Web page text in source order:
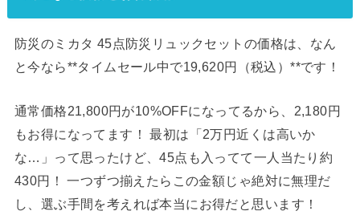
防災のミカタ 45点防災リュックセットの価格は、なん
と今なら**タイムセール中で19,620円（税込）**です！
通常価格21,800円が10%OFFになってるから、2,180円
もお得になってます！ 最初は「2万円近くは高いか
な…」って思ったけど、45点も入ってて一人当たり約
430円！ 一つずつ揃えたらこの金額じゃ絶対に無理だ
し、選ぶ手間を考えれば本当にお得だと思います！